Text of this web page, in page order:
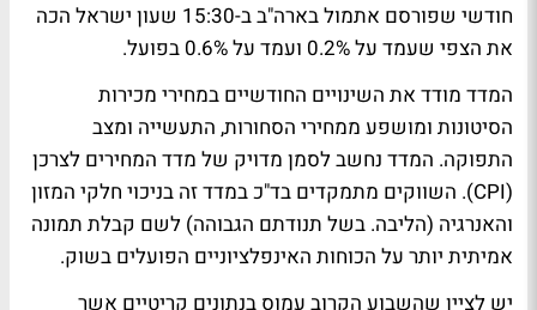
חודשי שפורסם אתמול בארה"ב ב-15:30 שעון ישראל הכה
את הצפי שעמד על 0.2% ועמד על 0.6% בפועל.
המדד מודד את השינויים החודשיים במחירי מכירות
הסיטונות ומושפע ממחירי הסחורות, התעשייה ומצב
התפוקה. המדד נחשב לסמן מדויק של מדד המחירים לצרכן
(CPI). השווקים מתמקדים בד"כ במדד זה בניכוי חלקי המזון
והאנרגיה (הליבה. בשל תנודתם הגבוהה) לשם קבלת תמונה
אמיתית יותר על הכוחות האינפלציוניים הפועלים בשוק.
יש לציין שהשבוע הקרוב עמוס בנתונים קריטיים אשר